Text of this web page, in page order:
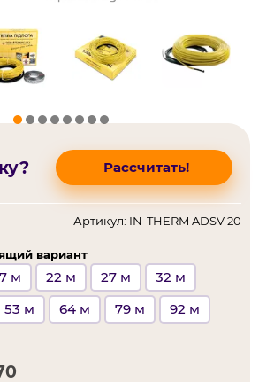
Рассчитать!
Артикул: IN-THERM ADSV 20
вариант
м 22 м 27 м
32 м
53 м 64 м 79 м
92 м